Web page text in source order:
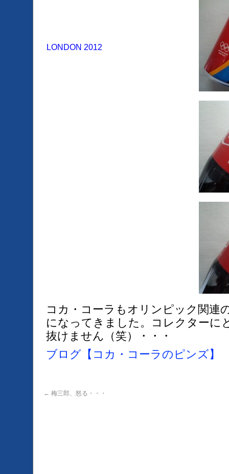
LONDON 2012
コカ・コーラもオリンピック関連
になってきました。コレクターに
抜けません（笑）・・・
ブログ【コカ・コーラのピンズ】
← 梅三郎、怒る・・・